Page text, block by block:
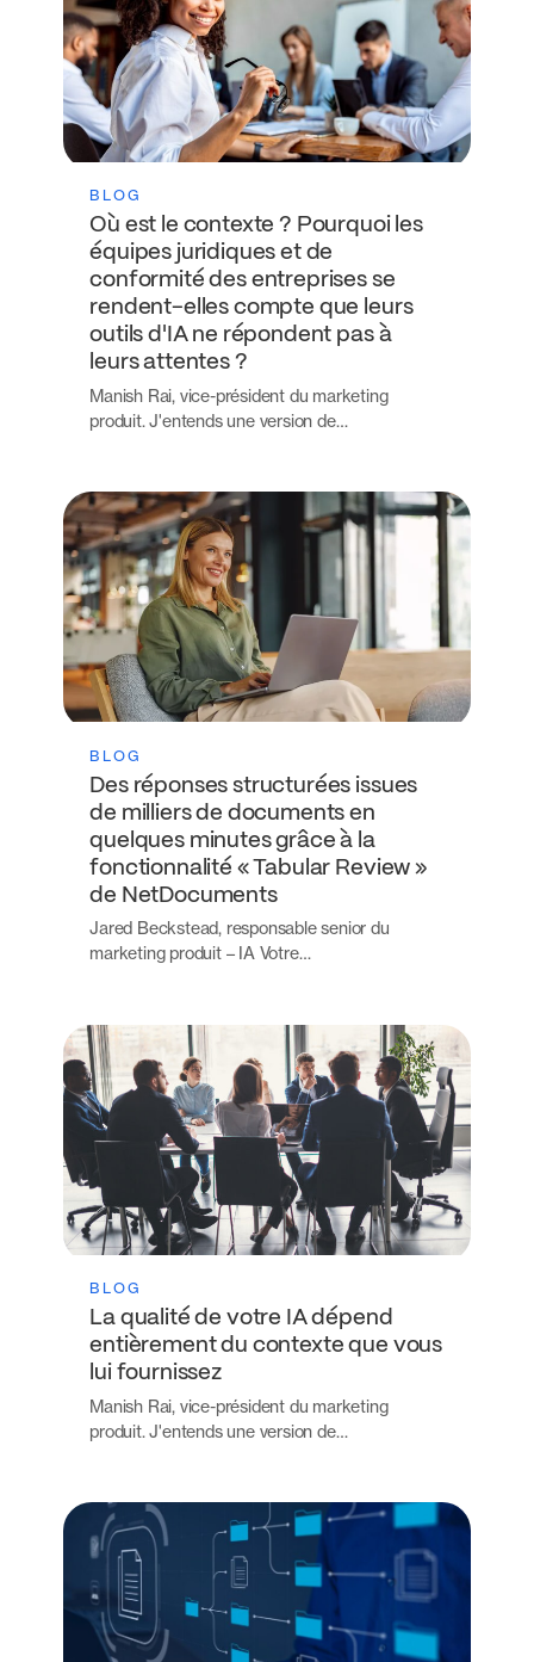
BLOG
Où est le contexte ? Pourquoi les
équipes juridiques et de
conformité des entreprises se
rendent-elles compte que leurs
outils d'IA ne répondent pas à
leurs attentes ?
Manish Rai, vice-président du marketing
produit. J'entends une version de…
BLOG
Des réponses structurées issues
de milliers de documents en
quelques minutes grâce à la
fonctionnalité « Tabular Review »
de NetDocuments
Jared Beckstead, responsable senior du
marketing produit – IA Votre…
BLOG
La qualité de votre IA dépend
entièrement du contexte que vous
lui fournissez
Manish Rai, vice-président du marketing
produit. J'entends une version de…